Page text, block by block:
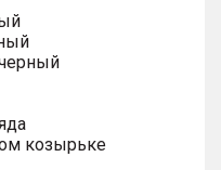
козырьке